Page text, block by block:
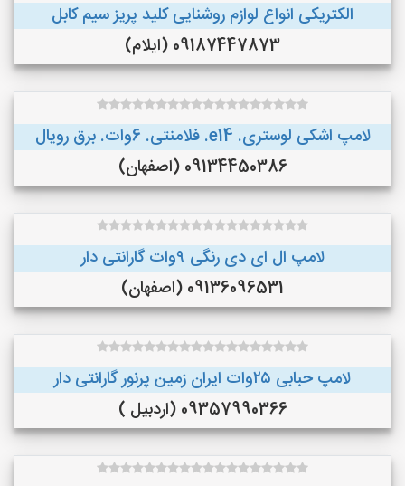
الکتریکی انواع لوازم روشنایی کلید پریز سیم کابل
09187447873 (ایلام)
لامپ اشکی لوستری. e14. فلامنتی. 6وات. برق رویال
09134450386 (اصفهان)
لامپ ال ای دی رنگی ۹وات گارانتی دار
09136096531 (اصفهان)
لامپ حبابی ۲۵وات ایران زمین پرنور گارانتی دار
09357990366 (اردبیل )